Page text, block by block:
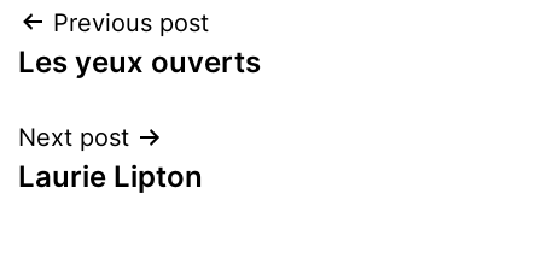
Post
navigation
Previous post
Les yeux ouverts
Next post
Laurie Lipton